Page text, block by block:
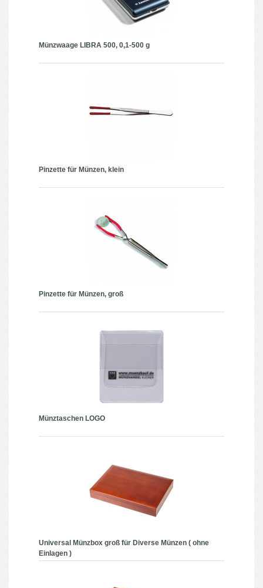
Münzwaage LIBRA 500, 0,1-500 g
Pinzette für Münzen, klein
Pinzette für Münzen, groß
Münztaschen LOGO
Universal Münzbox groß für Diverse Münzen ( ohne
Einlagen )